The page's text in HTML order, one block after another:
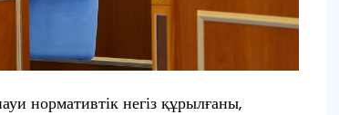
нормативтік негіз құрылғаны,